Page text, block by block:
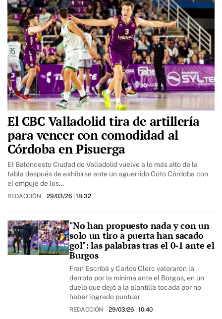
El CBC Valladolid tira de artillería
para vencer con comodidad al
Córdoba en Pisuerga
El Baloncesto Ciudad de Valladolid vuelve a lo más alto de la
tabla después de exhibirse ante un aguerrido Coto Córdoba con
el empuje de los…
REDACCIÓN 29/03/26| 18:32
"No han propuesto nada y con un
solo un tiro a puerta han sacado
gol": las palabras tras el 0-1 ante el
Burgos
Fran Escribá y Carlos Clerc valoraron la
derrota por la mínima ante el Burgos, en un
duelo que dejó a la plantilla tocada por no
haber logrado puntuar
REDACCIÓN 29/03/26 | 10:40